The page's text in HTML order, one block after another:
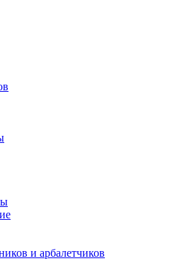
и арбалетчиков